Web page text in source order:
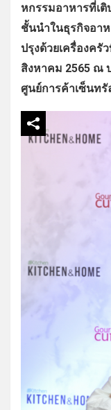
หกรรมอาหารที่เติ
ชั้นนำในธุรกิจอา
ปรุงด้วยเครื่องครั
สิงหาคม 2565 ณ
ศูนย์การค้าเซ็นทรั